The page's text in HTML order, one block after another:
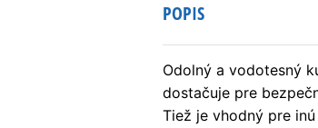
POPIS
Odolný a vodotesný
dostačuje pre
Tiež je vhodný pre